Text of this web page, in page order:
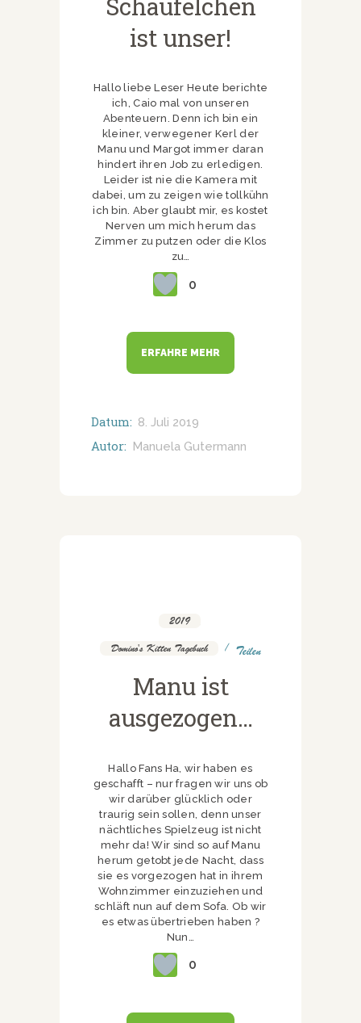
ist unser!
Hallo liebe Leser Heute berichte
ich, Caio mal von unseren
Abenteuern. Denn ich bin ein
kleiner, verwegener Kerl der
Manu und Margot immer daran
hindert ihren Job zu erledigen.
Leider ist nie die Kamera mit
dabei, um zu zeigen wie tollkühn
ich bin. Aber glaubt mir, es kostet
Nerven um mich herum das
Zimmer zu putzen oder die Klos
zu…
0
ERFAHRE MEHR
Datum: 8. Juli 2019
Autor: Manuela Gutermann
2019
Domino's Kitten Tagebuch Teilen
Manu ist
ausgezogen…
Hallo Fans Ha, wir haben es
geschafft – nur fragen wir uns ob
wir darüber glücklich oder
traurig sein sollen, denn unser
nächtliches Spielzeug ist nicht
mehr da! Wir sind so auf Manu
herum getobt jede Nacht, dass
sie es vorgezogen hat in ihrem
Wohnzimmer einzuziehen und
schläft nun auf dem Sofa. Ob wir
es etwas übertrieben haben ?
Nun…
0